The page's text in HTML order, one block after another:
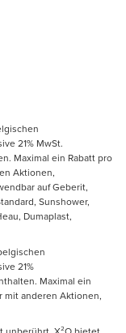
21% MwSt.
Maximal ein Rabatt pro
Aktionen,
auf Geberit,
Sunshower,
Dumaplast,
21%
Maximal ein
mit anderen Aktionen,